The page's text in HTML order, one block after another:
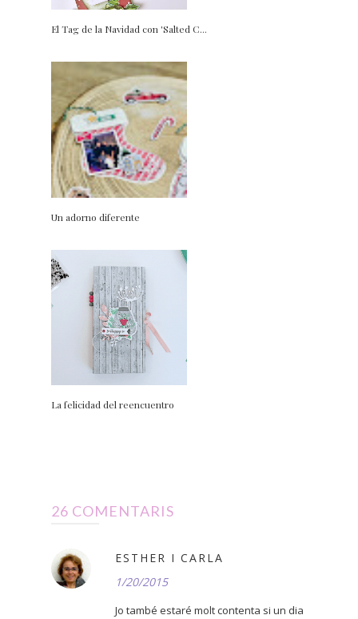
El Tag de la Navidad con 'Salted C...
Un adorno diferente
La felicidad del reencuentro
26 COMENTARIS
ESTHER I CARLA
1/20/2015
Jo també estaré molt contenta si un dia